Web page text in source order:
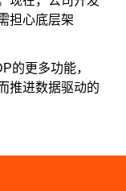
担心底层架
的更多功能，
推进数据驱动的